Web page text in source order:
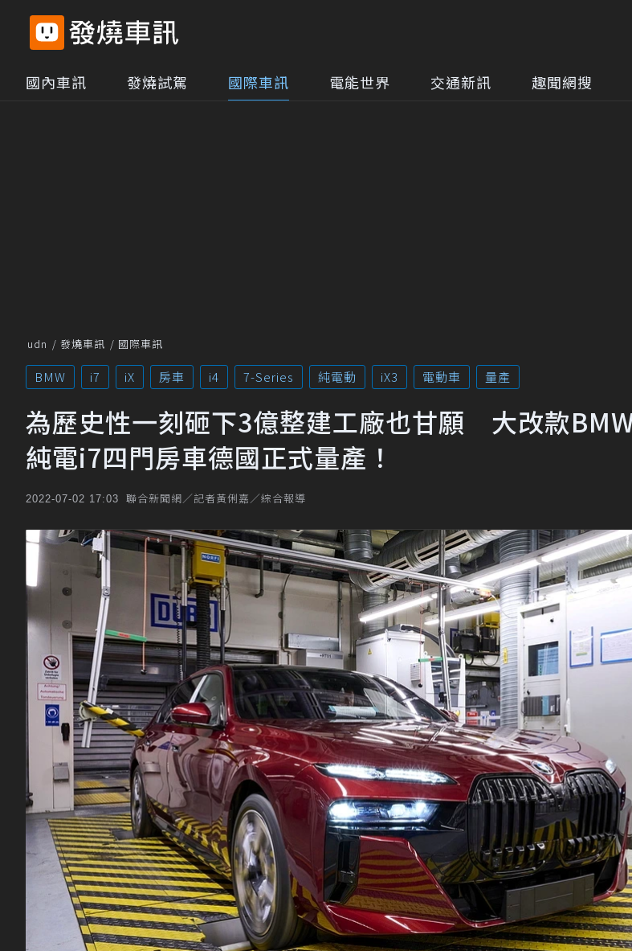
國內車訊 發燒試駕 國際車訊 電能世界 交通新訊 趣聞網搜
udn 發燒車訊 國際車訊
BMW i7 iX 房車 i4 7-Series 純電動 iX3 電動車 量產
為歷史性一刻砸下3億整建工廠也甘願 大改款
純電i7四門房車德國正式量產！
2022-07-02 17:03 聯合新聞網／記者黃俐嘉／綜合報導